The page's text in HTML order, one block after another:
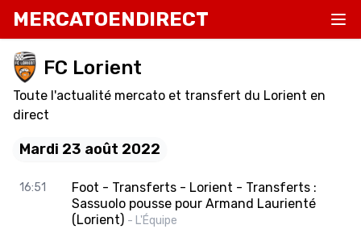
MERCATOENDIRECT
FC Lorient
Toute l'actualité mercato et transfert du Lorient en
direct
Mardi 23 août 2022
16:51
Foot - Transferts - Lorient - Transferts :
Sassuolo pousse pour Armand Laurienté
(Lorient) - L'Équipe